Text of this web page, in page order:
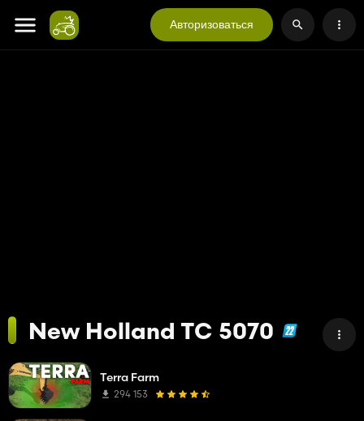
Авторизоваться
New Holland TC 5070
Terra Farm
294 153